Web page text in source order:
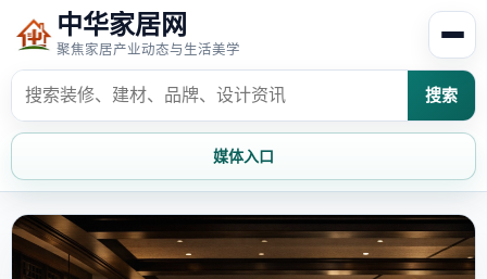
中华家居网
聚焦家居产业动态与生活美学
搜索
媒体入口
首页 家居资讯